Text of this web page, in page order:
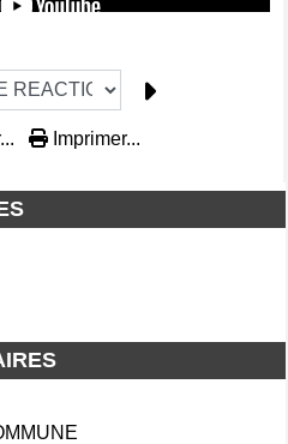
Imprimer...